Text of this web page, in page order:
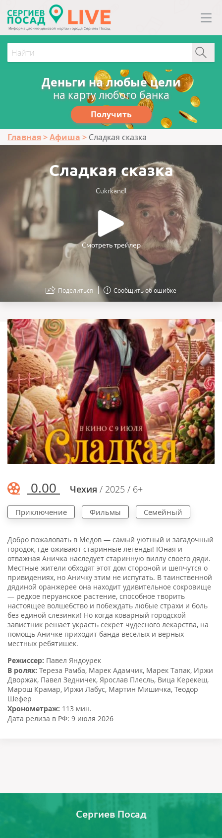
Деньги на любые цели
на карту любого банка
Получить
Главная Афиша Сладкая сказка
Сладкая сказка
Cukrkandl
Поделиться Сообщить об ошибке
Смотреть трейлер
0.00 Чехия / 2025 / 6+
Приключение Фильмы Семейный
Добро пожаловать в Медов — самый уютный и загадочный
городок, где оживают старинные легенды! Юная и
отважная Аничка наследует старинную виллу своего дяди.
Местные жители обходят этот дом стороной и шепчутся о
привидениях, но Аничку этим не испугать. В таинственной
дядиной оранжерее она находит удивительное сокровище
— редкое перуанское растение, способное творить
настоящее волшебство и побеждать любые страхи и боль
без единой слезинки! Но когда коварный городской
завистник решает украсть секрет чудесного лекарства, на
помощь Аничке приходит банда веселых и верных
местных ребятишек.
Режиссер: Павел Яндоурек
В ролях: Тереза Рамба, Марек Адамчик, Марек Тапак, Иржи
Дворжак, Павел Зедничек, Ярослав Плесль, Вица Керекеш,
Марош Крамар, Иржи Лабус, Мартин Мишичка, Теодор
Шефер
Хронометраж: 113 мин.
Дата релиза в РФ: 9 июля 2026
Сергиев Посад